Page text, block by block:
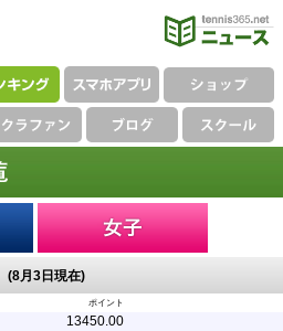
(8月3日現在)
ポイント
13450.00